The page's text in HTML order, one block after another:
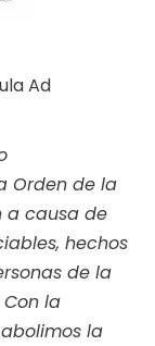
Ad
Orden de la
a causa de
hechos
de la
la
la